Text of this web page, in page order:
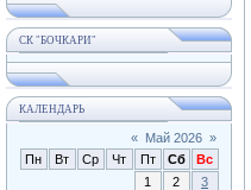
СК "БОЧКАРИ"
КАЛЕНДАРЬ
« Май 2026 »
Пн
Вт Ср Чт Пт Сб
Вс
1
2
3